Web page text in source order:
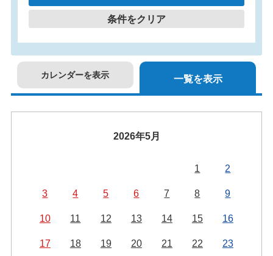
条件をクリア
カレンダーを表示 一覧を表示
2026年5月
1 2
3 4 5 6 7 8 9
10 11 12 13 14 15 16
17 18 19 20 21 22 23